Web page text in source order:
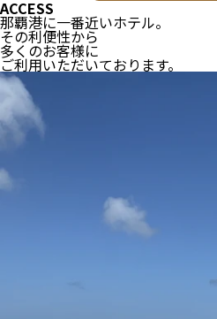
ACCESS
那覇港に一番近いホテル。
その利便性から
多くのお客様に
ご利用いただいております。